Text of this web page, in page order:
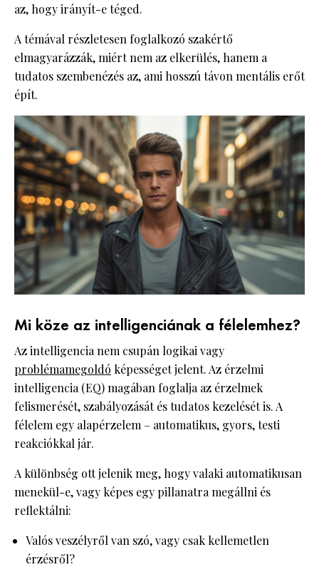
az, hogy irányít-e téged.
A témával részletesen foglalkozó szakértő
elmagyarázzák, miért nem az elkerülés, hanem a
tudatos szembenézés az, ami hosszú távon mentális erőt
épít.
Mi köze az intelligenciának a félelemhez?
Az intelligencia nem csupán logikai vagy
problémamegoldó képességet jelent. Az érzelmi
intelligencia (EQ) magában foglalja az érzelmek
felismerését, szabályozását és tudatos kezelését is. A
félelem egy alapérzelem – automatikus, gyors, testi
reakciókkal jár.
A különbség ott jelenik meg, hogy valaki automatikusan
menekül-e, vagy képes egy pillanatra megállni és
reflektálni:
Valós veszélyről van szó, vagy csak kellemetlen
érzésről?